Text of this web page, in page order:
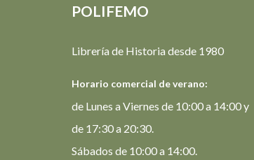
POLIFEMO
Librería de Historia desde 1980
Horario comercial de verano:
de Lunes a Viernes de 10:00 a 14:00 y
de 17:30 a 20:30.
Sábados de 10:00 a 14:00.